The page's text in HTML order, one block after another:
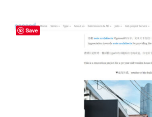
Save